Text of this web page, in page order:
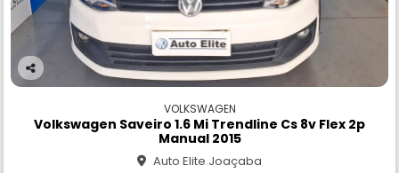
Co
rtil
VOLKSWAGEN
Volkswagen Saveiro 1.6 Mi Trendline Cs 8v Flex 2p
Manual 2015
Auto Elite Joaçaba